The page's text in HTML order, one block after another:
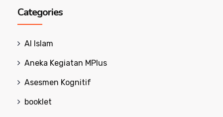
Categories
Al Islam
Aneka Kegiatan MPlus
Asesmen Kognitif
booklet